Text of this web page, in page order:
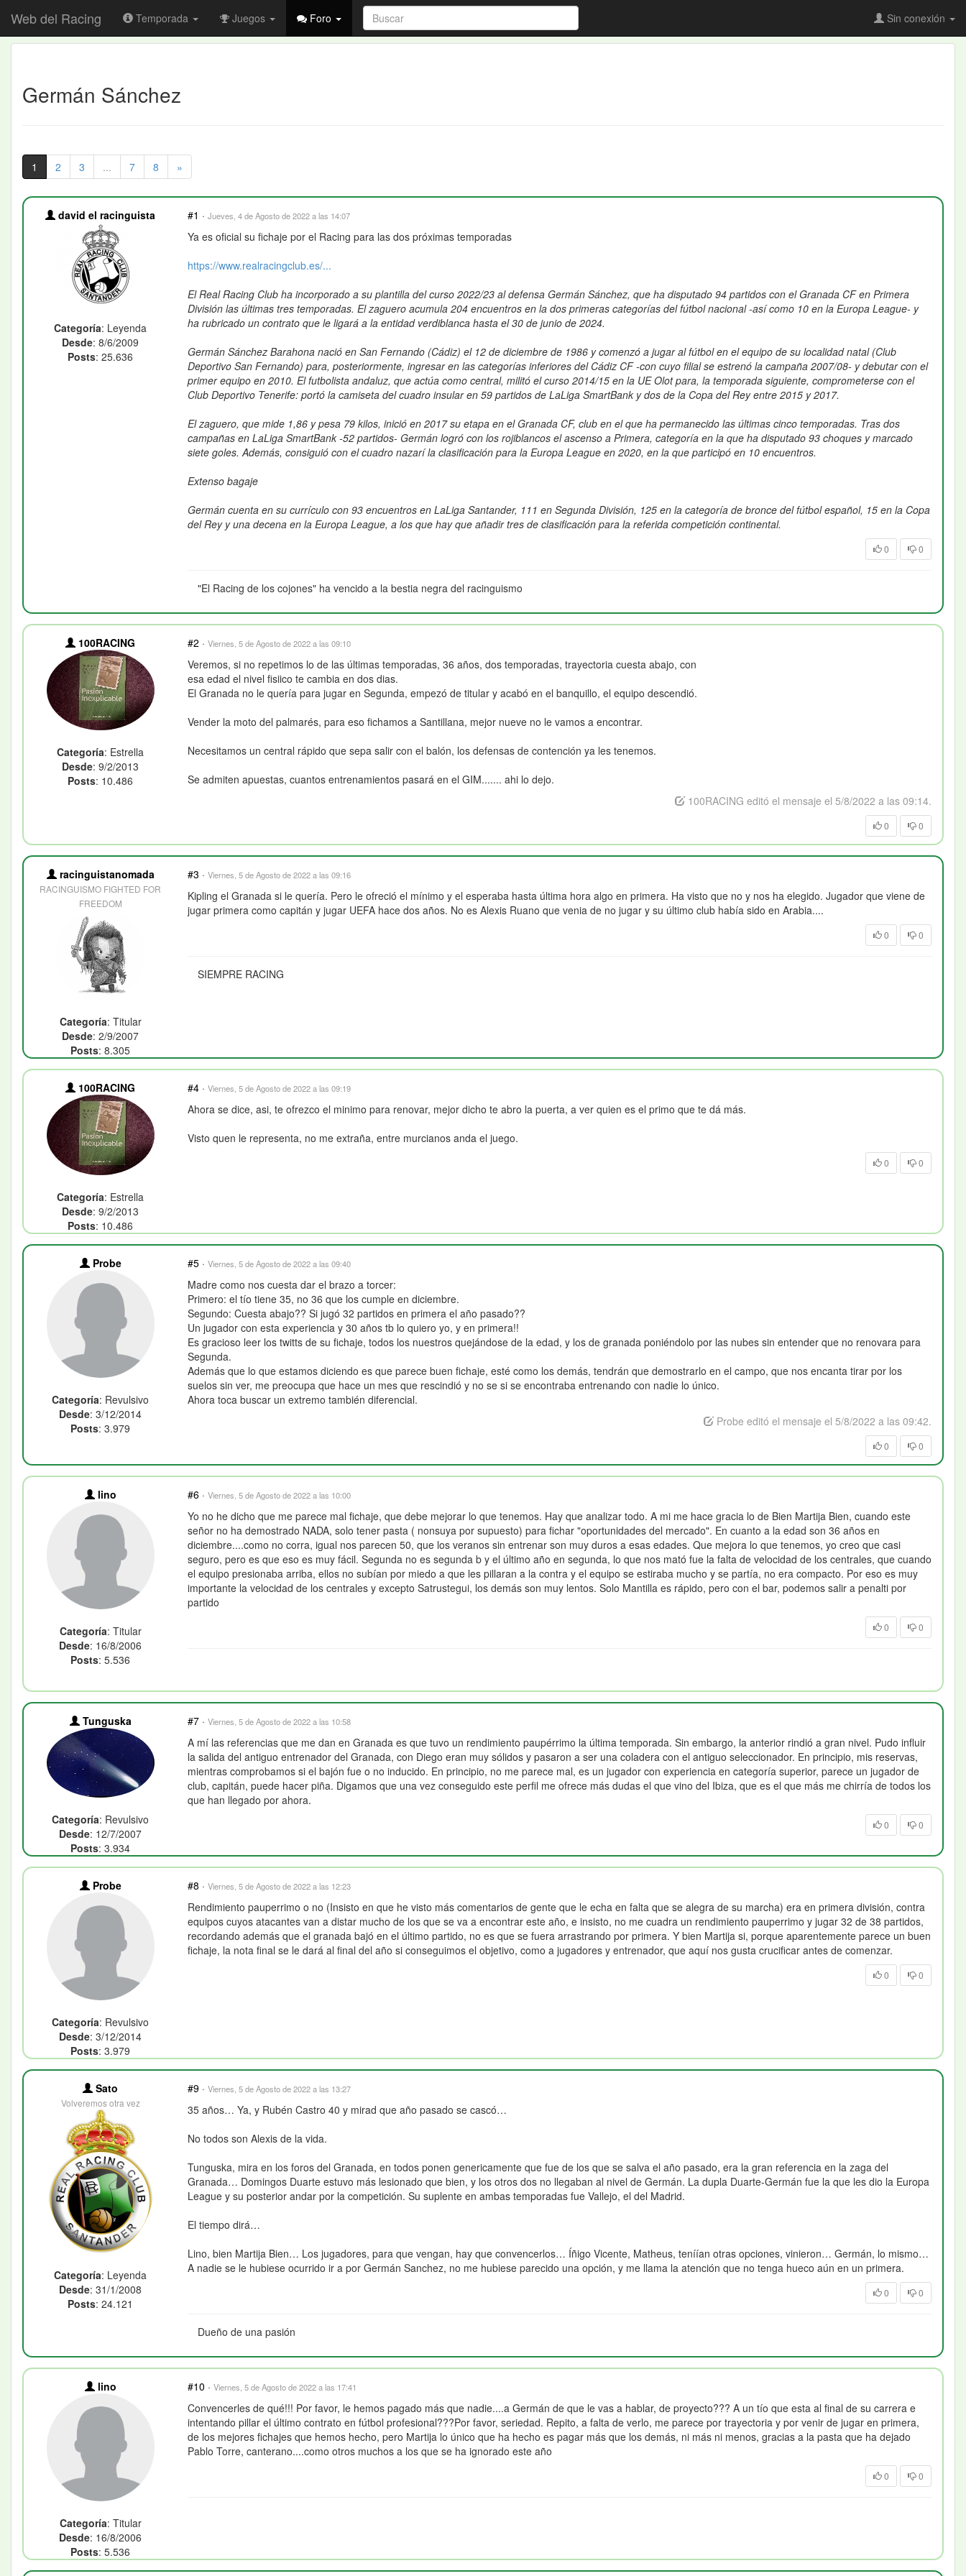
Web del Racing Temporada Juegos Foro Sin conexión
Germán Sánchez
1 2 3 ... 7 8 »
david el racinguista
Categoría: Leyenda
Desde: 8/6/2009
Posts: 25.636
#1 · Jueves, 4 de Agosto de 2022 a las 14:07
Ya es oficial su fichaje por el Racing para las dos próximas temporadas
https://www.realracingclub.es/...
El Real Racing Club ha incorporado a su plantilla del curso 2022/23 al defensa Germán Sánchez, que ha disputado 94 partidos con el Granada CF en Primera
División las últimas tres temporadas. El zaguero acumula 204 encuentros en la dos primeras categorías del fútbol nacional -así como 10 en la Europa League- y
ha rubricado un contrato que le ligará a la entidad verdiblanca hasta el 30 de junio de 2024.
Germán Sánchez Barahona nació en San Fernando (Cádiz) el 12 de diciembre de 1986 y comenzó a jugar al fútbol en el equipo de su localidad natal (Club
Deportivo San Fernando) para, posteriormente, ingresar en las categorías inferiores del Cádiz CF -con cuyo filial se estrenó la campaña 2007/08- y debutar con el
primer equipo en 2010. El futbolista andaluz, que actúa como central, militó el curso 2014/15 en la UE Olot para, la temporada siguiente, comprometerse con el
Club Deportivo Tenerife: portó la camiseta del cuadro insular en 59 partidos de LaLiga SmartBank y dos de la Copa del Rey entre 2015 y 2017.
El zaguero, que mide 1,86 y pesa 79 kilos, inició en 2017 su etapa en el Granada CF, club en el que ha permanecido las últimas cinco temporadas. Tras dos
campañas en LaLiga SmartBank -52 partidos- Germán logró con los rojiblancos el ascenso a Primera, categoría en la que ha disputado 93 choques y marcado
siete goles. Además, consiguió con el cuadro nazarí la clasificación para la Europa League en 2020, en la que participó en 10 encuentros.
Extenso bagaje
Germán cuenta en su currículo con 93 encuentros en LaLiga Santander, 111 en Segunda División, 125 en la categoría de bronce del fútbol español, 15 en la Copa
del Rey y una decena en la Europa League, a los que hay que añadir tres de clasificación para la referida competición continental.
0 0
"El Racing de los cojones" ha vencido a la bestia negra del racinguismo
100RACING
Categoría: Estrella
Desde: 9/2/2013
Posts: 10.486
#2 · Viernes, 5 de Agosto de 2022 a las 09:10
Veremos, si no repetimos lo de las últimas temporadas, 36 años, dos temporadas, trayectoria cuesta abajo, con
esa edad el nivel fisiico te cambia en dos dias.
El Granada no le quería para jugar en Segunda, empezó de titular y acabó en el banquillo, el equipo descendió.
Vender la moto del palmarés, para eso fichamos a Santillana, mejor nueve no le vamos a encontrar.
Necesitamos un central rápido que sepa salir con el balón, los defensas de contención ya les tenemos.
Se admiten apuestas, cuantos entrenamientos pasará en el GIM....... ahi lo dejo.
100RACING editó el mensaje el 5/8/2022 a las 09:14.
0 0
racinguistanomada
RACINGUISMO FIGHTED FOR
FREEDOM
Categoría: Titular
Desde: 2/9/2007
Posts: 8.305
#3 · Viernes, 5 de Agosto de 2022 a las 09:16
Kipling el Granada si le quería. Pero le ofreció el mínimo y el esperaba hasta última hora algo en primera. Ha visto que no y nos ha elegido. Jugador que viene de
jugar primera como capitán y jugar UEFA hace dos años. No es Alexis Ruano que venia de no jugar y su último club había sido en Arabia....
0 0
SIEMPRE RACING
100RACING
Categoría: Estrella
Desde: 9/2/2013
Posts: 10.486
#4 · Viernes, 5 de Agosto de 2022 a las 09:19
Ahora se dice, asi, te ofrezco el minimo para renovar, mejor dicho te abro la puerta, a ver quien es el primo que te dá más.
Visto quen le representa, no me extraña, entre murcianos anda el juego.
0 0
Probe
Categoría: Revulsivo
Desde: 3/12/2014
Posts: 3.979
#5 · Viernes, 5 de Agosto de 2022 a las 09:40
Madre como nos cuesta dar el brazo a torcer:
Primero: el tío tiene 35, no 36 que los cumple en diciembre.
Segundo: Cuesta abajo?? Si jugó 32 partidos en primera el año pasado??
Un jugador con esta experiencia y 30 años tb lo quiero yo, y en primera!!
Es gracioso leer los twitts de su fichaje, todos los nuestros quejándose de la edad, y los de granada poniéndolo por las nubes sin entender que no renovara para
Segunda.
Además que lo que estamos diciendo es que parece buen fichaje, esté como los demás, tendrán que demostrarlo en el campo, que nos encanta tirar por los
suelos sin ver, me preocupa que hace un mes que rescindió y no se si se encontraba entrenando con nadie lo único.
Ahora toca buscar un extremo también diferencial.
Probe editó el mensaje el 5/8/2022 a las 09:42.
0 0
lino
Categoría: Titular
Desde: 16/8/2006
Posts: 5.536
#6 · Viernes, 5 de Agosto de 2022 a las 10:00
Yo no he dicho que me parece mal fichaje, que debe mejorar lo que tenemos. Hay que analizar todo. A mi me hace gracia lo de Bien Martija Bien, cuando este
señor no ha demostrado NADA, solo tener pasta ( nonsuya por supuesto) para fichar "oportunidades del mercado". En cuanto a la edad son 36 años en
diciembre....como no corra, igual nos parecen 50, que los veranos sin entrenar son muy duros a esas edades. Que mejora lo que tenemos, yo creo que casi
seguro, pero es que eso es muy fácil. Segunda no es segunda b y el último año en segunda, lo que nos mató fue la falta de velocidad de los centrales, que cuando
el equipo presionaba arriba, ellos no subían por miedo a que les pillaran a la contra y el equipo se estiraba mucho y se partía, no era compacto. Por eso es muy
importante la velocidad de los centrales y excepto Satrustegui, los demás son muy lentos. Solo Mantilla es rápido, pero con el bar, podemos salir a penalti por
partido
0 0
Tunguska
Categoría: Revulsivo
Desde: 12/7/2007
Posts: 3.934
#7 · Viernes, 5 de Agosto de 2022 a las 10:58
A mí las referencias que me dan en Granada es que tuvo un rendimiento paupérrimo la última temporada. Sin embargo, la anterior rindió a gran nivel. Pudo influir
la salida del antiguo entrenador del Granada, con Diego eran muy sólidos y pasaron a ser una coladera con el antiguo seleccionador. En principio, mis reservas,
mientras comprobamos si el bajón fue o no inducido. En principio, no me parece mal, es un jugador con experiencia en categoría superior, parece un jugador de
club, capitán, puede hacer piña. Digamos que una vez conseguido este perfil me ofrece más dudas el que vino del Ibiza, que es el que más me chirría de todos los
que han llegado por ahora.
0 0
Probe
Categoría: Revulsivo
Desde: 3/12/2014
Posts: 3.979
#8 · Viernes, 5 de Agosto de 2022 a las 12:23
Rendimiento pauperrimo o no (Insisto en que he visto más comentarios de gente que le echa en falta que se alegra de su marcha) era en primera división, contra
equipos cuyos atacantes van a distar mucho de los que se va a encontrar este año, e insisto, no me cuadra un rendimiento pauperrimo y jugar 32 de 38 partidos,
recordando además que el granada bajó en el último partido, no es que se fuera arrastrando por primera. Y bien Martija si, porque aparentemente parece un buen
fichaje, la nota final se le dará al final del año si conseguimos el objetivo, como a jugadores y entrenador, que aquí nos gusta crucificar antes de comenzar.
0 0
Sato
Volveremos otra vez
Categoría: Leyenda
Desde: 31/1/2008
Posts: 24.121
#9 · Viernes, 5 de Agosto de 2022 a las 13:27
35 años… Ya, y Rubén Castro 40 y mirad que año pasado se cascó…
No todos son Alexis de la vida.
Tunguska, mira en los foros del Granada, en todos ponen genericamente que fue de los que se salva el año pasado, era la gran referencia en la zaga del
Granada… Domingos Duarte estuvo más lesionado que bien, y los otros dos no llegaban al nivel de Germán. La dupla Duarte-Germán fue la que les dio la Europa
League y su posterior andar por la competición. Su suplente en ambas temporadas fue Vallejo, el del Madrid.
El tiempo dirá…
Lino, bien Martija Bien… Los jugadores, para que vengan, hay que convencerlos… Íñigo Vicente, Matheus, teníían otras opciones, vinieron… Germán, lo mismo…
A nadie se le hubiese ocurrido ir a por Germán Sanchez, no me hubiese parecido una opción, y me llama la atención que no tenga hueco aún en un primera.
0 0
Dueño de una pasión
lino
Categoría: Titular
Desde: 16/8/2006
Posts: 5.536
#10 · Viernes, 5 de Agosto de 2022 a las 17:41
Convencerles de qué!!! Por favor, le hemos pagado más que nadie....a Germán de que le vas a hablar, de proyecto??? A un tío que esta al final de su carrera e
intentando pillar el último contrato en fútbol profesional???Por favor, seriedad. Repito, a falta de verlo, me parece por trayectoria y por venir de jugar en primera,
de los mejores fichajes que hemos hecho, pero Martija lo único que ha hecho es pagar más que los demás, ni más ni menos, gracias a la pasta que ha dejado
Pablo Torre, canterano....como otros muchos a los que se ha ignorado este año
0 0